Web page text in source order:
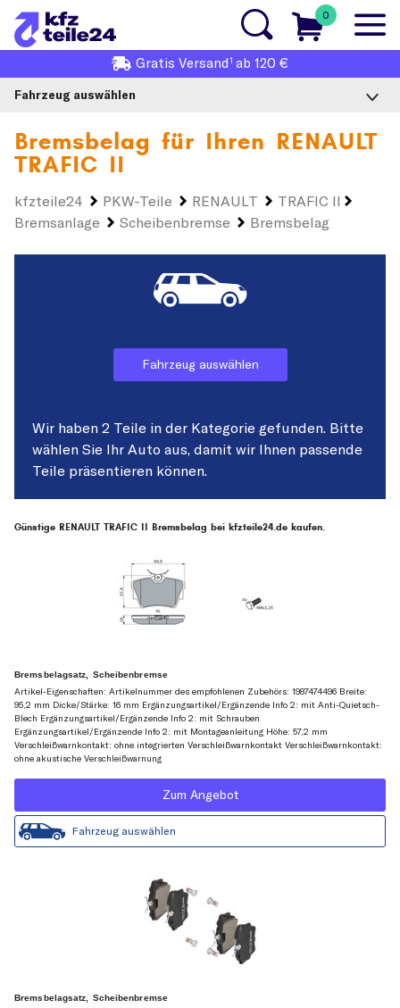
0
Gratis Versand1 ab 120 €
Fahrzeug auswählen
Bremsbelag für Ihren RENAULT
TRAFIC II
kfzteile24 PKW-Teile RENAULT
TRAFIC II
Bremsanlage
Scheibenbremse Bremsbelag
Fahrzeug auswählen
Wir haben 2 Teile in der Kategorie gefunden. Bitte
wählen Sie Ihr Auto aus, damit wir Ihnen passende
Teile präsentieren können.
Günstige RENAULT TRAFIC II Bremsbelag bei kfzteile24.de kaufen.
Bremsbelagsatz, Scheibenbremse
Artikel-Eigenschaften: Artikelnummer des empfohlenen Zubehörs: 1987474496 Breite:
95,2 mm Dicke/Stärke: 16 mm Ergänzungsartikel/Ergänzende Info 2: mit Anti-Quietsch-
Blech Ergänzungsartikel/Ergänzende Info 2: mit Schrauben
Ergänzungsartikel/Ergänzende Info 2: mit Montageanleitung Höhe: 57,2 mm
Verschleißwarnkontakt: ohne integrierten Verschleißwarnkontakt Verschleißwarnkontakt:
ohne akustische Verschleißwarnung
Zum Angebot
Fahrzeug auswählen
Bremsbelagsatz, Scheibenbremse